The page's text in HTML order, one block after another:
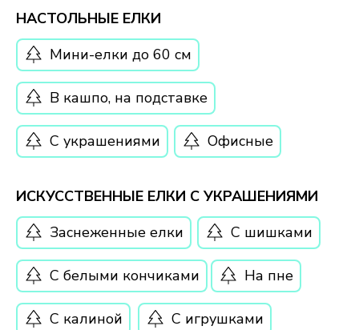
Офисные
С игрушками
С калиной
На пне
С украшениями
С шишками
В кашпо, на подставке
С белыми кончиками
Мини-елки до 60 см
Заснеженные елки
НАСТОЛЬНЫЕ ЕЛКИ
ИСКУССТВЕННЫЕ ЕЛКИ С УКРАШЕНИЯМИ